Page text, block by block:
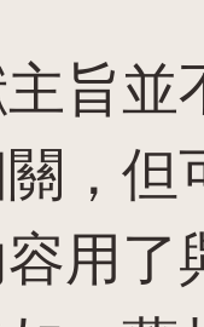
旨並
，但
用了